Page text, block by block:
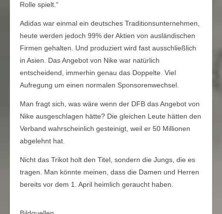
Rolle spielt.“
Adidas war einmal ein deutsches Traditionsunternehmen,
heute werden jedoch 99% der Aktien von ausländischen
Firmen gehalten. Und produziert wird fast ausschließlich
in Asien. Das Angebot von Nike war natürlich
entscheidend, immerhin genau das Doppelte. Viel
Aufregung um einen normalen Sponsorenwechsel.
Man fragt sich, was wäre wenn der DFB das Angebot von
Nike ausgeschlagen hätte? Die gleichen Leute hätten den
Verband wahrscheinlich gesteinigt, weil er 50 Millionen
abgelehnt hat.
Nicht das Trikot holt den Titel, sondern die Jungs, die es
tragen. Man könnte meinen, dass die Damen und Herren
bereits vor dem 1. April heimlich geraucht haben.